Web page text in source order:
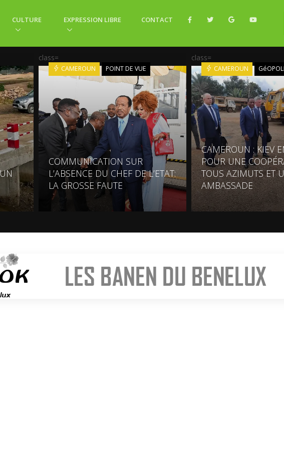
CULTURE EXPRESSION LIBRE CONTACT
class=
CAMEROUN POINT DE VUE
COMMUNICATION SUR
L’ABSENCE DU CHEF DE L’ETAT:
LA GROSSE FAUTE
class=
CAMEROUN
CAMEROUN : KIEV
POUR UNE
TOUS AZIMUTS ET
AMBASSADE